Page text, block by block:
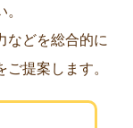
などを総合的に
ご提案します。